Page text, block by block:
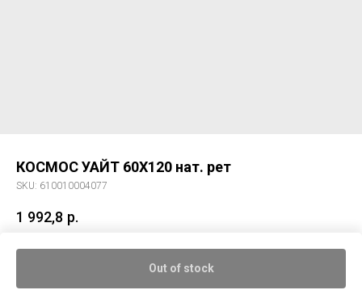
КОСМОС УАЙТ 60X120 нат. рет
SKU: 610010004077
1 992,8 р.
Out of stock
Керамический гранит КОСМОС УАЙТ 60X120 нат. рет